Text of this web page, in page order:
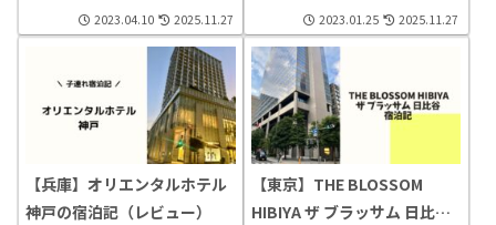
記（レビュー）
2023.04.10 2025.11.27
記（レビュー）
2023.01.25 2025.11.27
【兵庫】オリエンタルホテル
神戸の宿泊記（レビュー）
【東京】THE BLOSSOM
HIBIYA ザ ブラッサム 日比谷